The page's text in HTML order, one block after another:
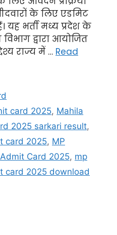
के लिए एडमिट
यह भर्ती मध्य प्रदेश के
द्वारा आयोजित
राज्य में … Read
card 2025, Mahila
2025 sarkari result,
card 2025, MP
Card 2025, mp
card 2025 download